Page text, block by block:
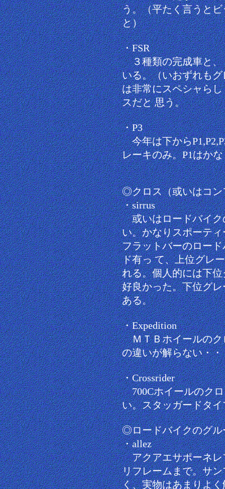
う。（平たく言うと
と）
・FSR
３種類の完成車と、
いる。（いおずれも
は非常にスペシャら
スだと 思う。
・P3
今年は下から
レーキのみ。P1はか
◎クロス（或いはコン
・sirrus
或いはロードバイク
い。かなりスポーテ
フラットバーのロー
ド有っ て、上位グレ
れる。個人的には下
好良かった。下位グ
ある。
・Expedition
ＭＴＢホイールのク
の違いが解らない・・
・Crossrider
700Cホイールのクロ
い。スタッガードタ
◎ロードバイクのグル
・allez
アクアエサポーネレ
リフレームまで。サ
く、実物はあまりよ